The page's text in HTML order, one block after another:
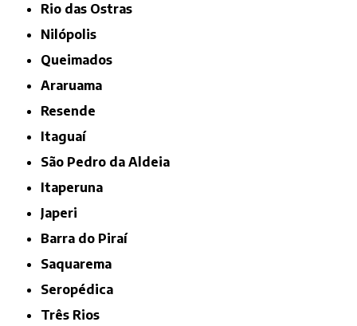
Rio das Ostras
Nilópolis
Queimados
Araruama
Resende
Itaguaí
São Pedro da Aldeia
Itaperuna
Japeri
Barra do Piraí
Saquarema
Seropédica
Três Rios